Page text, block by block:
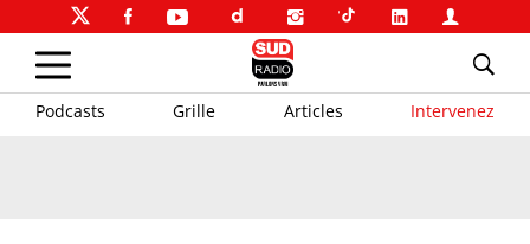
Podcasts Grille Articles Intervenez